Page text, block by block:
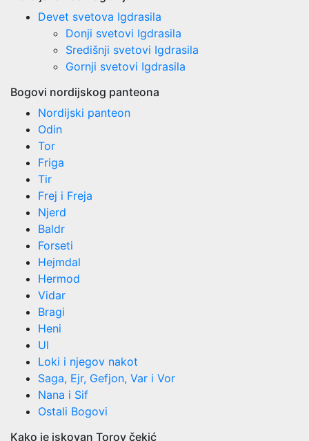
Devet svetova Igdrasila
Donji svetovi Igdrasila
Središnji svetovi Igdrasila
Gornji svetovi Igdrasila
Bogovi nordijskog panteona
Nordijski panteon
Odin
Tor
Friga
Tir
Frej i Freja
Njerd
Baldr
Forseti
Hejmdal
Hermod
Vidar
Bragi
Heni
Ul
Loki i njegov nakot
Saga, Ejr, Gefjon, Var i Vor
Nana i Sif
Ostali Bogovi
Kako je iskovan Torov čekić